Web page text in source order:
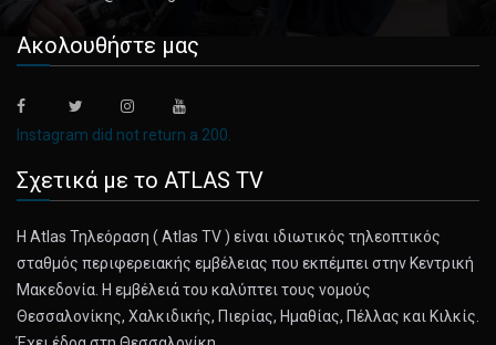
Ακολουθήστε μας
Instagram did not return a 200.
Σχετικά με το ATLAS TV
Η Atlas Τηλεόραση ( Atlas TV ) είναι ιδιωτικός τηλεοπτικός
σταθμός περιφερειακής εμβέλειας που εκπέμπει στην Κεντρική
Μακεδονία. Η εμβέλειά του καλύπτει τους νομούς
Θεσσαλονίκης, Χαλκιδικής, Πιερίας, Ημαθίας, Πέλλας και Κιλκίς.